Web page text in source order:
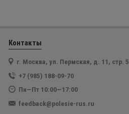
Контакты
г. Москва, ул. Пермская, д. 11, стр. 5
+7 (985) 188-09-70
Пн—Пт 10:00—17:00
feedback@polesie-rus.ru